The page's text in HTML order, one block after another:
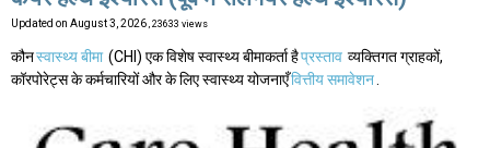
Updated on August 3, 2026 , 23633 views
कौनस्वास्थ्य बीमा (CHI) एक विशेष स्वास्थ्य बीमाकर्ता हैप्रस्ताव व्यक्तिगत ग्राहकों,
कॉरपोरेट्स के कर्मचारियों और के लिए स्वास्थ्य योजनाएँवित्तीय समावेशन.